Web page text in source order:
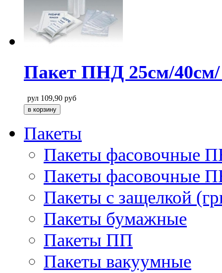
Пакет ПНД 25см/40см/
рул 109,90 руб
Пакеты
Пакеты фасовочные
Пакеты фасовочные
Пакеты с защелкой
Пакеты бумажные
Пакеты ПП
Пакеты вакуумные